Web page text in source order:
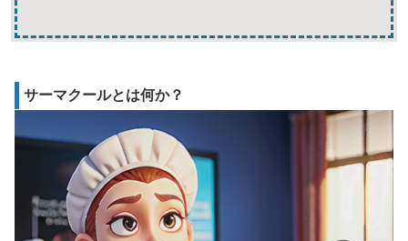
サーマクールとは何か？